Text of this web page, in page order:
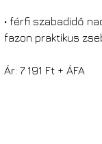
• férfi szabadidő
fazon praktikus
Ár: 7 191 Ft + ÁFA